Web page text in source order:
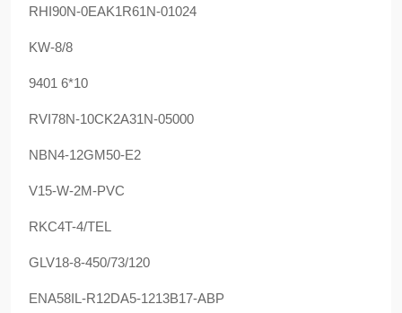
RHI90N-0EAK1R61N-01024
KW-8/8
9401 6*10
RVI78N-10CK2A31N-05000
NBN4-12GM50-E2
V15-W-2M-PVC
RKC4T-4/TEL
GLV18-8-450/73/120
ENA58IL-R12DA5-1213B17-ABP